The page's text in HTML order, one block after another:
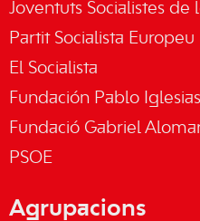
Joventuts Socialistes de
Partit Socialista Europeu
El Socialista
Fundación Pablo Iglesias
Fundació Gabriel
PSOE
Agrupacions